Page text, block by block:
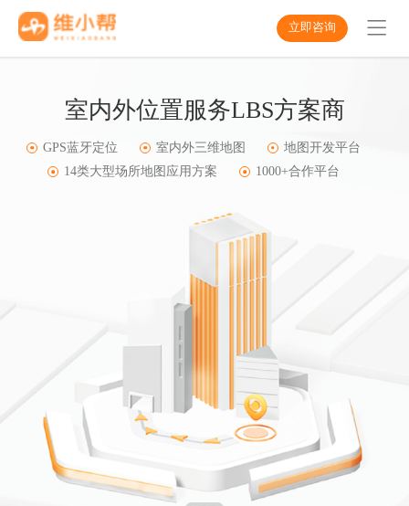
立即咨询
室内外位置服务LBS方案商
GPS蓝牙定位 室内外三维地图
地图开发平台
14类大型场所地图应用方案
1000+合作平台